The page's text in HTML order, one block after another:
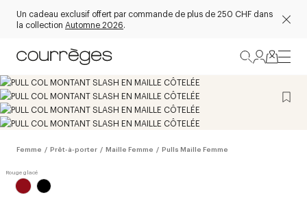
Un cadeau exclusif offert par commande de plus de 250 CHF dans
la collection Automne 2026.
Femme / Prêt-à-porter / Maille Femme / Pulls Maille Femme